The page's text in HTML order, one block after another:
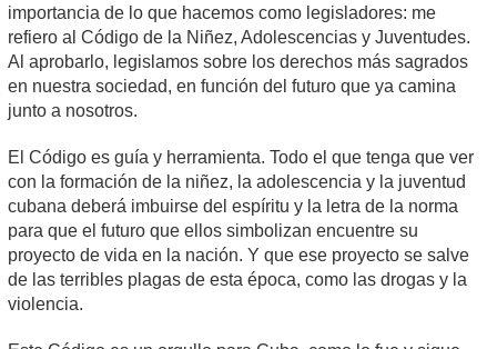
importancia de lo que hacemos como legisladores: me
refiero al Código de la Niñez, Adolescencias y Juventudes.
Al aprobarlo, legislamos sobre los derechos más sagrados
en nuestra sociedad, en función del futuro que ya camina
junto a nosotros.
El Código es guía y herramienta. Todo el que tenga que ver
con la formación de la niñez, la adolescencia y la juventud
cubana deberá imbuirse del espíritu y la letra de la norma
para que el futuro que ellos simbolizan encuentre su
proyecto de vida en la nación. Y que ese proyecto se salve
de las terribles plagas de esta época, como las drogas y la
violencia.